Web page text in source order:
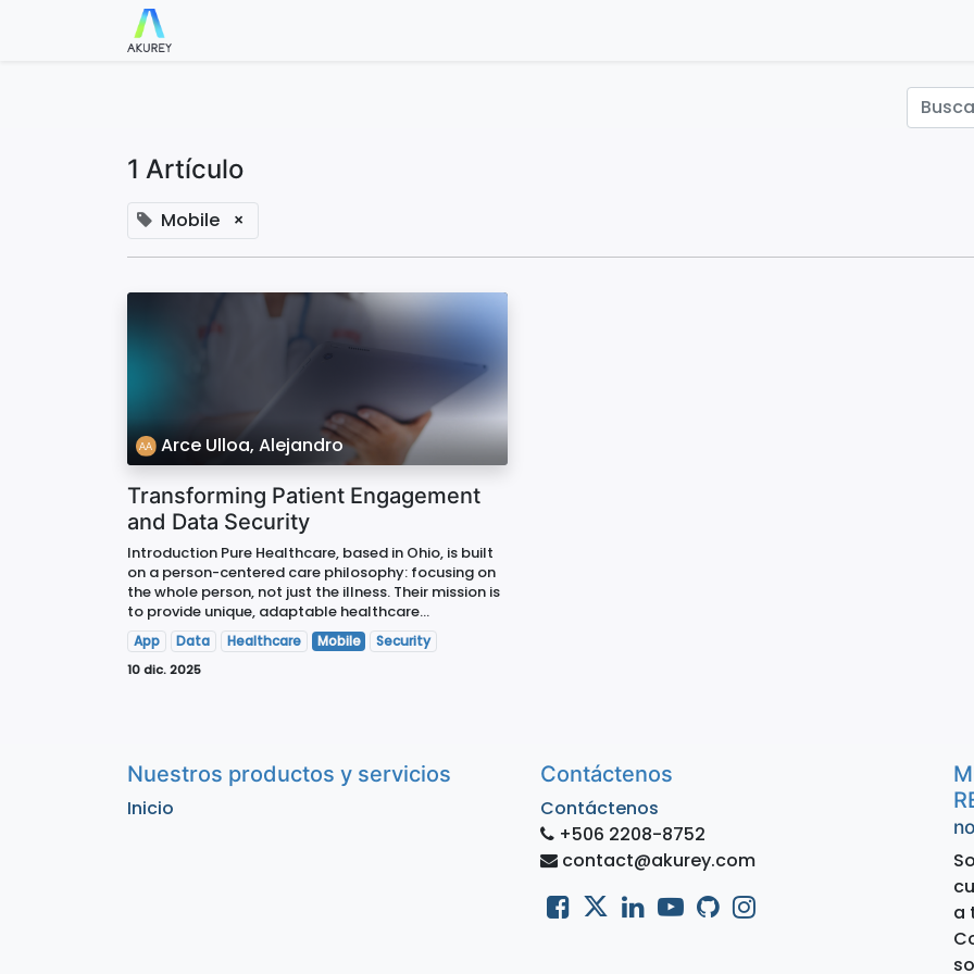
1 Artículo
Mobile ×
Arce Ulloa, Alejandro
Transforming Patient Engagement
and Data Security
Introduction Pure Healthcare, based in Ohio, is built
on a person-centered care philosophy: focusing on
the whole person, not just the illness. Their mission is
to provide unique, adaptable healthcare...
App Data Healthcare Mobile Security
10 dic. 2025
Nuestros productos y servicios
Inicio
Contáctenos
Contáctenos
+506 2208-8752
contact@akurey.com
a